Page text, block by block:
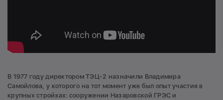
В 1977 году директором ТЭЦ-2 назначили Владимира
Самойлова, у которого на тот момент уже был опыт участия в
крупных стройках: сооружении Назаровской ГРЭС и